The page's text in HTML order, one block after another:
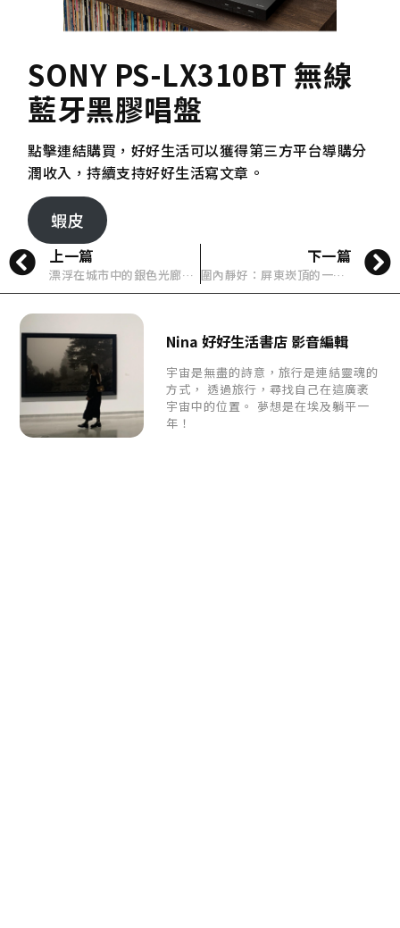
SONY PS-LX310BT 無線
藍牙黑膠唱盤
點擊連結購買，好好生活可以獲得第三方平台導購分
潤收入，持續支持好好生活寫文章。
蝦皮
上一篇
漂浮在城市中的銀色光廊：SANAA 打造臺中綠美圖
下一篇
圍內靜好：屏東崁頂的一場老屋慢修
Nina 好好生活書店 影音編輯
宇宙是無盡的詩意，旅行是連結靈魂的
方式， 透過旅行，尋找自己在這廣袤
宇宙中的位置。 夢想是在埃及躺平一
年！